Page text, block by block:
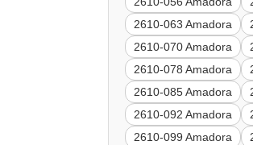
2610-063 Amadora
2610-070 Amadora
2610-078 Amadora
2610-085 Amadora
2610-092 Amadora
2610-099 Amadora